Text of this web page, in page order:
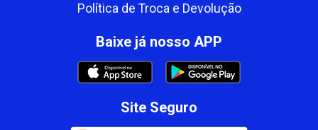
Política de Troca e Devolução
Baixe já nosso APP
Site Seguro